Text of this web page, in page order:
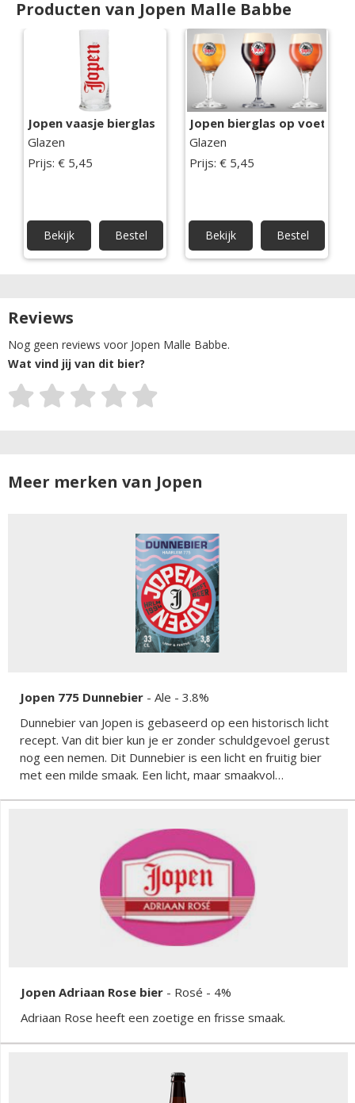
Producten van Jopen Malle Babbe
Jopen vaasje bierglas
Glazen
Prijs: € 5,45
Bekijk Bestel
Jopen bierglas op voet
Glazen
Prijs: € 5,45
Bekijk Bestel
Reviews
Nog geen reviews voor Jopen Malle Babbe.
Wat vind jij van dit bier?
Meer merken van Jopen
Jopen 775 Dunnebier - Ale - 3.8%
Dunnebier van Jopen is gebaseerd op een historisch licht
recept. Van dit bier kun je er zonder schuldgevoel gerust
nog een nemen. Dit Dunnebier is een licht en fruitig bier
met een milde smaak. Een licht, maar smaakvol
Jopen Adriaan Rose bier - Rosé - 4%
Adriaan Rose heeft een zoetige en frisse smaak.